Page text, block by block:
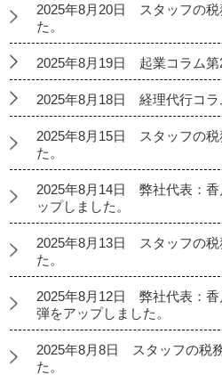
2025年8月20日 スタッフの税
た。
2025年8月19日 起業コラム第
2025年8月18日 経理代行コラ
2025年8月15日 スタッフの税
た。
2025年8月14日 弊社代表：香
ップしました。
2025年8月13日 スタッフの税
た。
2025年8月12日 弊社代表：香
弾をアップしました。
2025年8月8日 スタッフの税
た。